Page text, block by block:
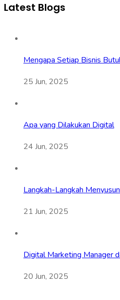
Latest Blogs
Mengapa Setiap Bisnis
25 Jun, 2025
Apa yang Dilakukan Digital
24 Jun, 2025
Langkah-Langkah
21 Jun, 2025
Digital Marketing Manager
20 Jun, 2025